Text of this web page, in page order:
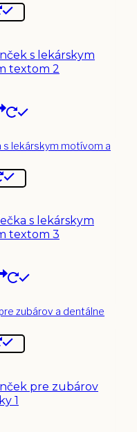
s lekárskym
textom 2
Tento
má
Možnosti
si
stránke
s lekárskym
textom 3
variantov.
stránke
produktu.
pre zubárov
1